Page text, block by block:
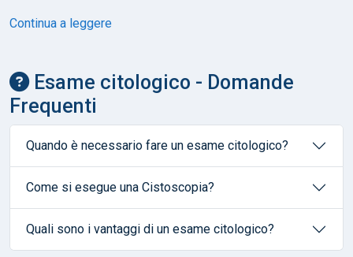
Continua a leggere
Esame citologico - Domande
Frequenti
Quando è necessario fare un esame citologico?
Come si esegue una Cistoscopia?
Quali sono i vantaggi di un esame citologico?